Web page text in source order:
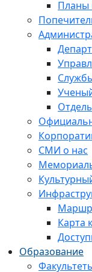
Планы
СМИ о нас
Карта
Образование